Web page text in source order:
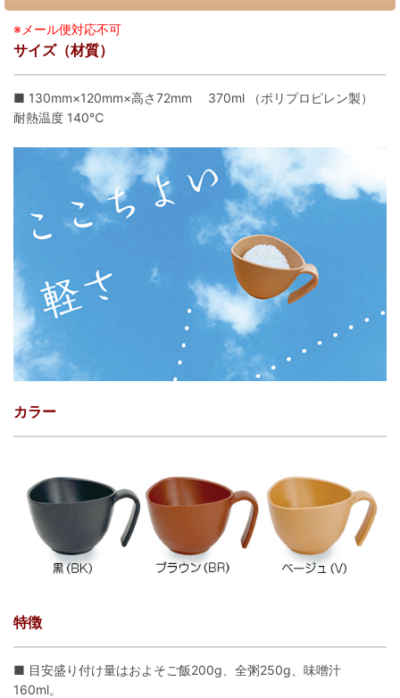
※メール便対応不可
サイズ（材質）
■ 130mm×120mm×高さ72mm 370ml （ポリプロピレン製）
耐熱温度 140℃
カラー
特徴
■ 目安盛り付け量はおよそご飯200g、全粥250g、味噌汁
160ml。